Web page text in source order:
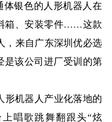
体银色的人形机器人在
箱、安装零件……这款
，来自广东深圳优必选
是该公司进厂受训的第
机器人产业化落地的
唱歌跳舞翻跟头“炫